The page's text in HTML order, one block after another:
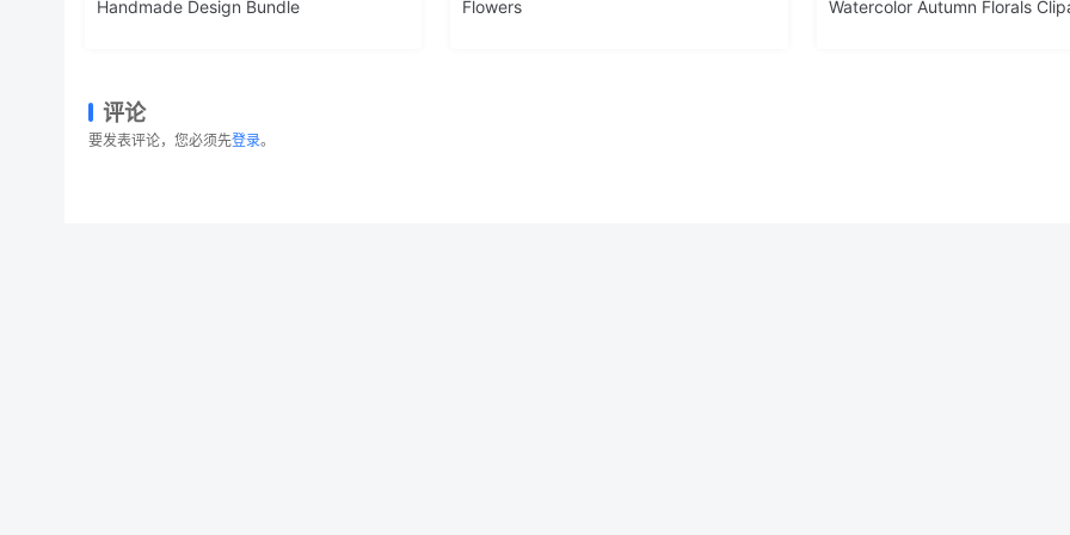
Handmade Design Bundle
Flowers
Watercolor Autumn Florals
评论
要发表评论，您必须先登录。